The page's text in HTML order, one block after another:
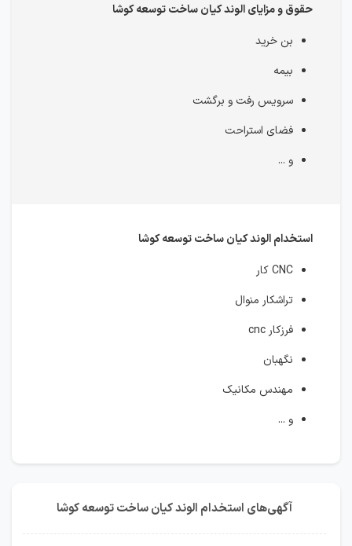
حقوق و مزایای الوند کیان ساخت توسعه کوشا
بن خرید
بیمه
سرویس رفت و برگشت
فضای استراحت
و ...
استخدام الوند کیان ساخت توسعه کوشا
CNC کار
تراشکار منوال
فرزکار cnc
نگهبان
مهندس مکانیک
و ...
آگهی‌های استخدام الوند کیان ساخت توسعه کوشا